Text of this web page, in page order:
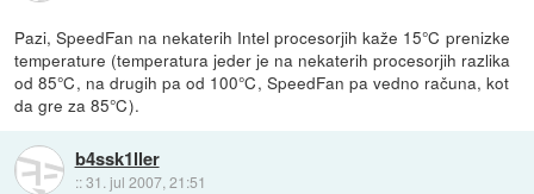
Pazi, SpeedFan na nekaterih Intel procesorjih kaže 15℃ prenizke
temperature (temperatura jeder je na nekaterih procesorjih razlika
od 85℃, na drugih pa od 100℃, SpeedFan pa vedno računa, kot
da gre za 85℃).
b4ssk1ller
::31. jul 2007, 21:51